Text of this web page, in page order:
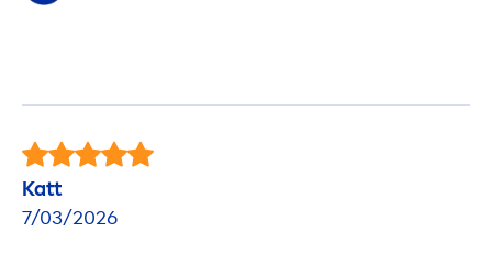
Katt
7/03/2026